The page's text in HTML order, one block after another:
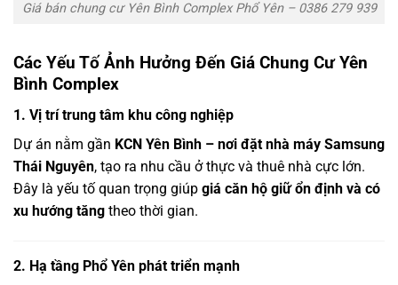
Giá bán chung cư Yên Bình Complex Phổ Yên – 0386 279 939
Các Yếu Tố Ảnh Hưởng Đến Giá Chung Cư Yên
Bình Complex
1. Vị trí trung tâm khu công nghiệp
Dự án nằm gần KCN Yên Bình – nơi đặt nhà máy Samsung
Thái Nguyên, tạo ra nhu cầu ở thực và thuê nhà cực lớn.
Đây là yếu tố quan trọng giúp giá căn hộ giữ ổn định và có
xu hướng tăng theo thời gian.
2. Hạ tầng Phổ Yên phát triển mạnh